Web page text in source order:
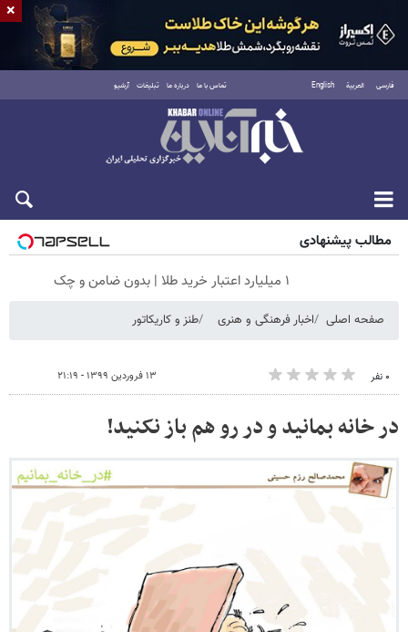
فارسی العربية English تماس با ما درباره ما تبلیغات آرشیو
شنبه ۱۷ مرداد ۱۴۰۵
مطالب پیشنهادی
۱ میلیارد اعتبار خرید طلا | بدون ضامن و چک
صفحه اصلی اخبار فرهنگی و هنری طنز و کاریکاتور
۰ نفر ۱۳ فروردین ۱۳۹۹ - ۲۱:۱۹
در خانه بمانید و در رو هم باز نکنید!
×